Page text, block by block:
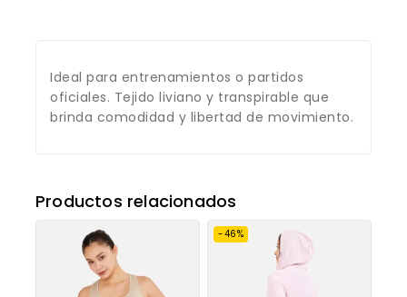
Ideal para entrenamientos o partidos
oficiales. Tejido liviano y transpirable que
brinda comodidad y libertad de movimiento.
Productos relacionados
-46%